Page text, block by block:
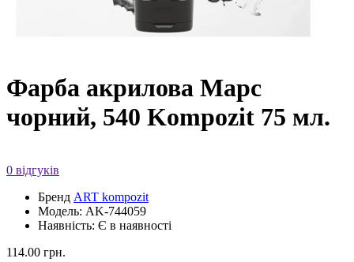
Фарба акрилова Марс
чорний, 540 Kompozit 75 мл.
0 відгуків
Бренд ART kompozit
Модель: AK-744059
Наявність: Є в наявності
114.00 грн.